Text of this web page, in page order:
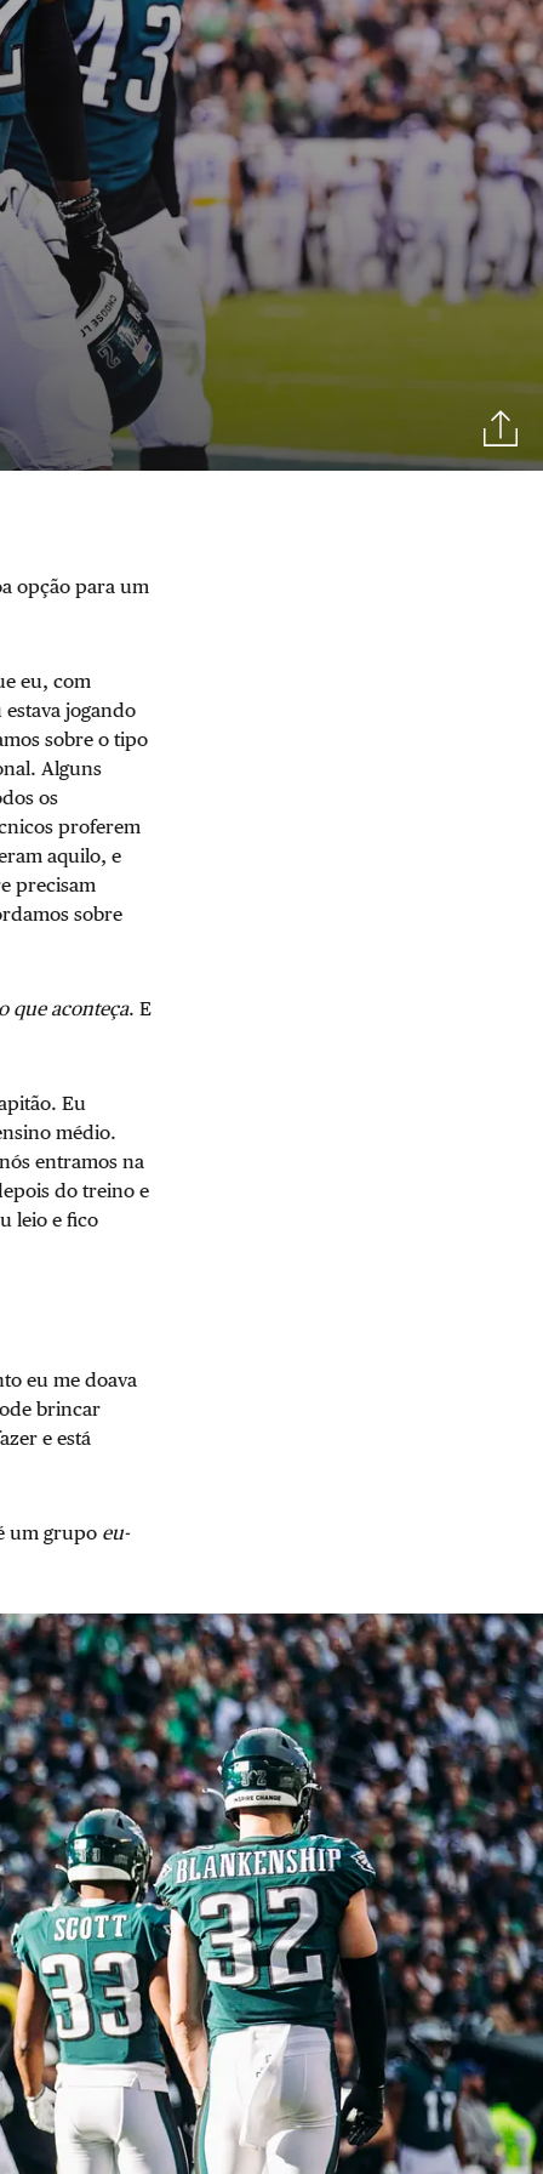
opção para um
eu, com
jogando
sobre o tipo
Alguns
os
proferem
aquilo, e
precisam
sobre
que aconteça. E
Eu
médio.
entramos na
do treino e
leio e fico
eu me doava
brincar
e está
um grupo eu-